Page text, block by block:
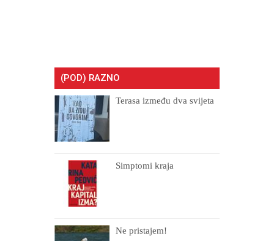
(POD) RAZNO
Terasa između dva svijeta
Simptomi kraja
Ne pristajem!